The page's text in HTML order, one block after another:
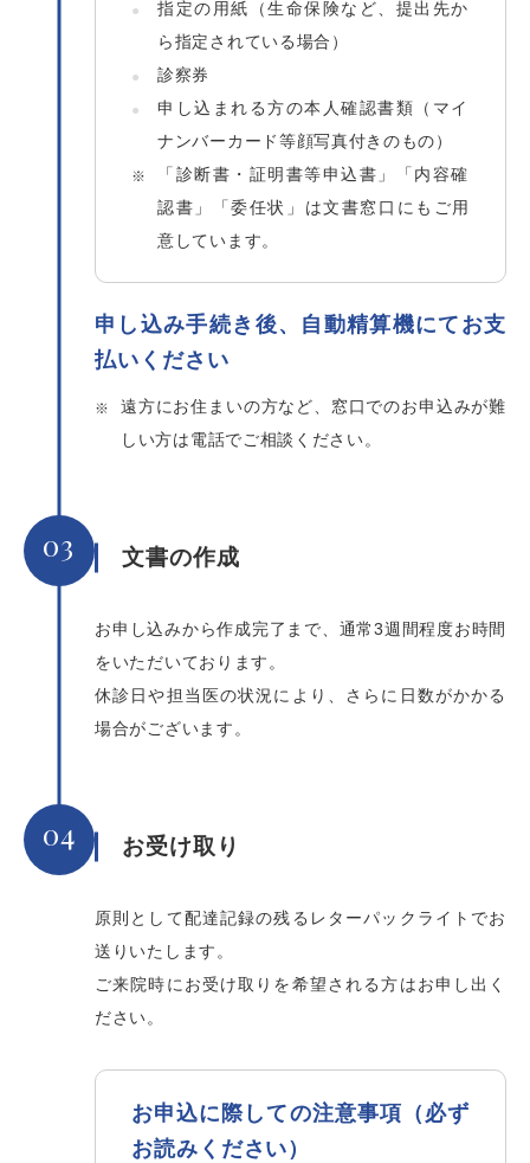
指定の用紙（生命保険など、提出先か
ら指定されている場合）
診察券
申し込まれる方の本人確認書類（マイ
ナンバーカード等顔写真付きのもの）
「診断書・証明書等申込書」「内容確
認書」「委任状」は文書窓口にもご用
意しています。
申し込み手続き後、自動精算機にてお支
払いください
遠方にお住まいの方など、窓口でのお申込みが難
しい方は電話でご相談ください。
03 文書の作成
お申し込みから作成完了まで、通常3週間程度お時間
をいただいております。
休診日や担当医の状況により、さらに日数がかかる
場合がございます。
04 お受け取り
原則として配達記録の残るレターパックライトでお
送りいたします。
ご来院時にお受け取りを希望される方はお申し出く
ださい。
お申込に際しての注意事項（必ず
お読みください）